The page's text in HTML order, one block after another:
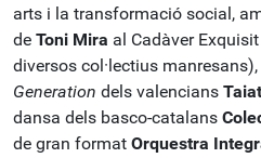
arts i la transformació social,
de Toni Mira al Cadàver
diversos col·lectius
Generation dels valencians
dansa dels basco-catalans
de gran format Orquestra